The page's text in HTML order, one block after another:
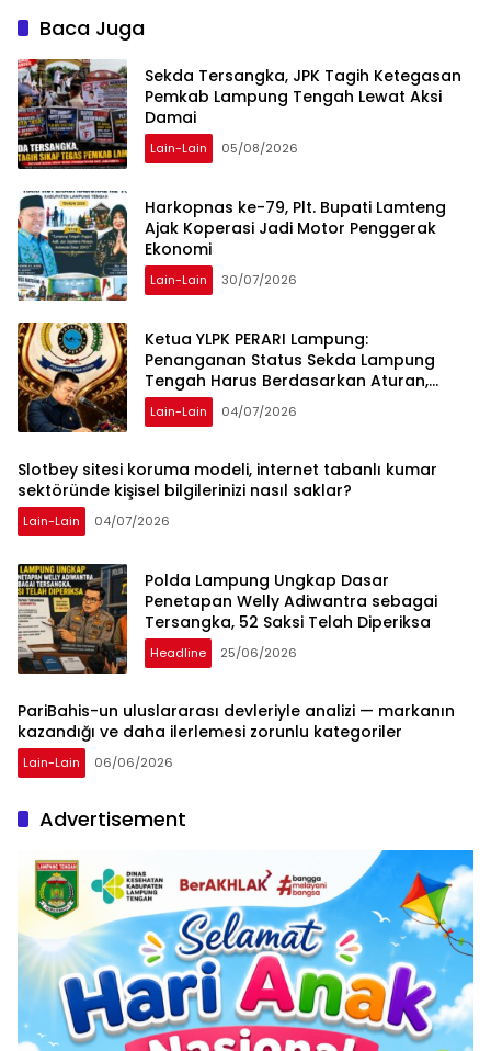
Diperiksa
Baca Juga
Sekda Tersangka, JPK Tagih Ketegasan
Pemkab Lampung Tengah Lewat Aksi
Damai
Lain-Lain 05/08/2026
Harkopnas ke-79, Plt. Bupati Lamteng
Ajak Koperasi Jadi Motor Penggerak
Ekonomi
Lain-Lain 30/07/2026
Ketua YLPK PERARI Lampung:
Penanganan Status Sekda Lampung
Tengah Harus Berdasarkan Aturan,
Bukan Tekanan Opini
Lain-Lain 04/07/2026
Slotbey sitesi koruma modeli, internet tabanlı kumar
sektöründe kişisel bilgilerinizi nasıl saklar?
Lain-Lain 04/07/2026
Polda Lampung Ungkap Dasar
Penetapan Welly Adiwantra sebagai
Tersangka, 52 Saksi Telah Diperiksa
Headline 25/06/2026
PariBahis-un uluslararası devleriyle analizi — markanın
kazandığı ve daha ilerlemesi zorunlu kategoriler
Lain-Lain 06/06/2026
Advertisement